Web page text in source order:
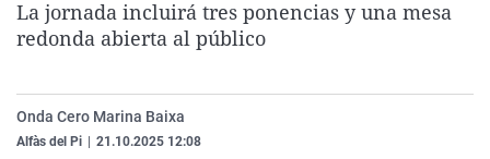
La rosa de los vientos
Como el perro y el
Caso
Equipo de
Extremadura
La Rioja
Virales
Elecciones
La jornada incluirá tres ponencias y una mesa
redonda abierta al público
Onda Cero Marina Baixa
Alfàs del Pi 21.10.2025 12:08